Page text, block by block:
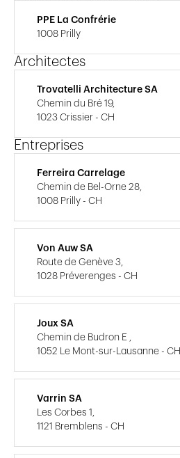
PPE La Confrérie
1008 Prilly
Architectes
Trovatelli Architecture SA
Chemin du Bré 19,
1023 Crissier - CH
Entreprises
Ferreira Carrelage
Chemin de Bel-Orne 28,
1008 Prilly - CH
Von Auw SA
Route de Genève 3,
1028 Préverenges - CH
Joux SA
Chemin de Budron E ,
1052 Le Mont-sur-Lausanne - CH
Varrin SA
Les Corbes 1,
1121 Bremblens - CH